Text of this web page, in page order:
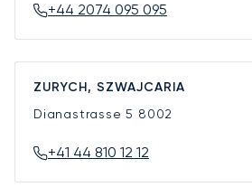
+44 2074 095 095
ZURYCH, SZWAJCARIA
Dianastrasse 5 8002
+41 44 810 12 12